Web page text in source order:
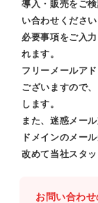
導入・販売をご
い合わせください
必要事項をご入
れます。
フリーメールア
ございますので
します。
また、迷惑メー
ドメインのメー
改めて当社スタ
お問い合わ